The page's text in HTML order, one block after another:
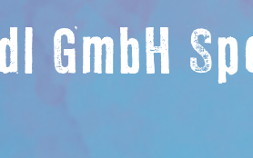
GmbH